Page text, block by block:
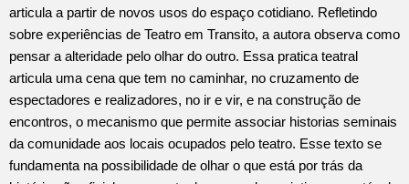
articula a partir de novos usos do espaço cotidiano. Refletindo
sobre experiências de Teatro em Transito, a autora observa como
pensar a alteridade pelo olhar do outro. Essa pratica teatral
articula uma cena que tem no caminhar, no cruzamento de
espectadores e realizadores, no ir e vir, e na construção de
encontros, o mecanismo que permite associar historias seminais
da comunidade aos locais ocupados pelo teatro. Esse texto se
fundamenta na possibilidade de olhar o que está por trás da